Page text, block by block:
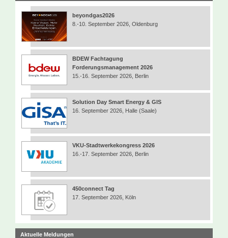
beyondgas2026
8.-10. September 2026, Oldenburg
BDEW Fachtagung
Forderungsmanagement 2026
15.-16. September 2026, Berlin
Solution Day Smart Energy & GIS
16. September 2026, Halle (Saale)
VKU-Stadtwerkekongress 2026
16.-17. September 2026, Berlin
450connect Tag
17. September 2026, Köln
Aktuelle Meldungen